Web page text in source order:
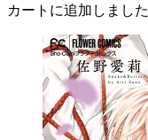
カートに追加しました